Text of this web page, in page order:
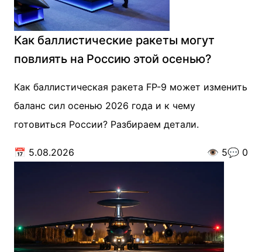
Как баллистические ракеты могут
повлиять на Россию этой осенью?
Как баллистическая ракета FP-9 может изменить
баланс сил осенью 2026 года и к чему
готовиться России? Разбираем детали.
📅 5.08.2026 👁️ 5💬 0